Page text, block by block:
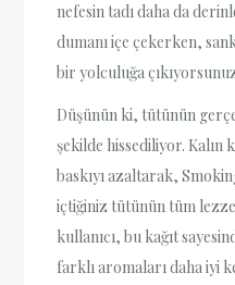
nefesin tadı daha da
dumanı içe çekerken,
bir yolculuğa
Düşünün ki, tütünün
şekilde hissediliyor. Kalın
baskıyı azaltarak,
içtiğiniz tütünün tüm
kullanıcı, bu kağıt
farklı aromaları daha iyi